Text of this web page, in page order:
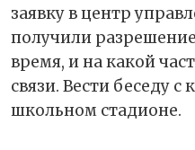
заявку в центр
получили
время, и на какой
связи. Вести беседу
школьном стадионе.